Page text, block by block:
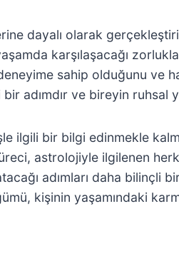
dayalı olarak
karşılaşacağı
sahip olduğunu ve
adımdır ve bireyin
ilgili bir bilgi edinmekle
astrolojiyle ilgilenen
adımları daha bilinçli
kişinin yaşamındaki